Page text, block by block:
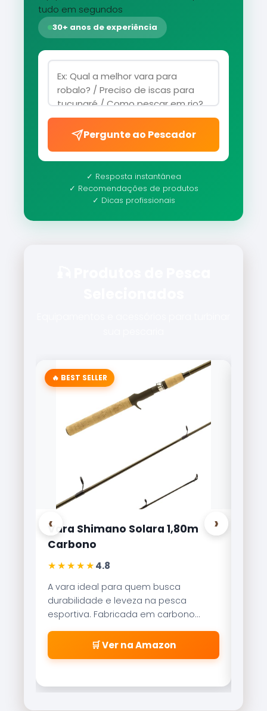
tudo em segundos
30+ anos de experiência
Pergunte ao Pescador
✓ Resposta instantânea
✓ Recomendações de produtos
✓ Dicas profissionais
‹
🔥 BEST SELLER
Vara Shimano Solara 1,80m
Carbono
★★★★★4.8
A vara ideal para quem busca
durabilidade e leveza na pesca
esportiva. Fabricada em carbono
aeroglass, oferece sensibilidade
incrível para fisgadas precisas.
🛒 Ver na Amazon
›